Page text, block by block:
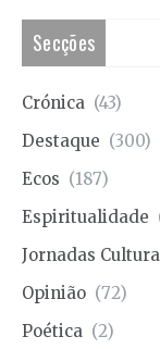
Secções
Crónica (43)
Destaque (300)
Ecos (187)
Espiritualidade
Jornadas
Opinião (72)
Poética (2)